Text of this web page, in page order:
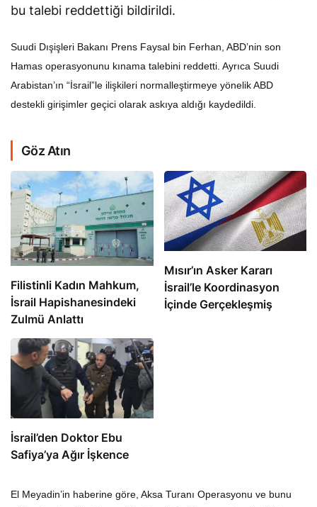
bu talebi reddettiği bildirildi.
Suudi Dışişleri Bakanı Prens Faysal bin Ferhan, ABD’nin son
Hamas operasyonunu kınama talebini reddetti. Ayrıca Suudi
Arabistan’ın “İsrail”le ilişkileri normalleştirmeye yönelik ABD
destekli girişimler geçici olarak askıya aldığı kaydedildi.
Göz Atın
Filistinli Kadın Mahkum,
İsrail Hapishanesindeki
Zulmü Anlattı
Mısır’ın Asker Kararı
İsrail’le Koordinasyon
İçinde Gerçekleşmiş
İsrail’den Doktor Ebu
Safiya’ya Ağır İşkence
El Meyadin’in haberine göre, Aksa Turanı Operasyonu ve bunu